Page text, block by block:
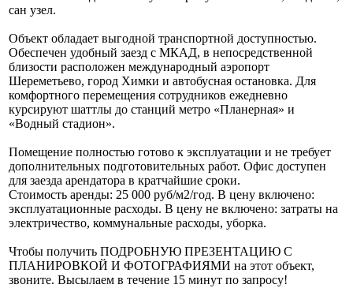
сан узел.
Объект обладает выгодной транспортной доступностью.
Обеспечен удобный заезд с МКАД, в непосредственной
близости расположен международный аэропорт
Шереметьево, город Химки и автобусная остановка. Для
комфортного перемещения сотрудников ежедневно
курсируют шаттлы до станций метро «Планерная» и
«Водный стадион».
Помещение полностью готово к эксплуатации и не требует
дополнительных подготовительных работ. Офис доступен
для заезда арендатора в кратчайшие сроки.
Стоимость аренды: 25 000 руб/м2/год. В цену включено:
эксплуатационные расходы. В цену не включено: затраты на
электричество, коммунальные расходы, уборка.
Чтобы получить ПОДРОБНУЮ ПРЕЗЕНТАЦИЮ С
ПЛАНИРОВКОЙ И ФОТОГРАФИЯМИ на этот объект,
звоните. Высылаем в течение 15 минут по запросу!